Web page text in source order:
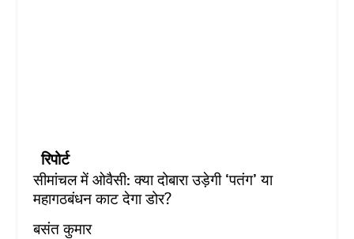
रिपोर्ट
सीमांचल में ओवैसी: क्या दोबारा उड़ेगी ‘पतंग’ या
महागठबंधन काट देगा डोर?
बसंत कुमार